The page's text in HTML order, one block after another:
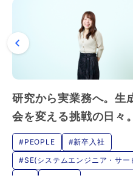
研究から実業務へ。生
会を変える挑戦の日々。
#PEOPLE
#新卒入社
#SE(システムエンジニア・サー
ジニア)